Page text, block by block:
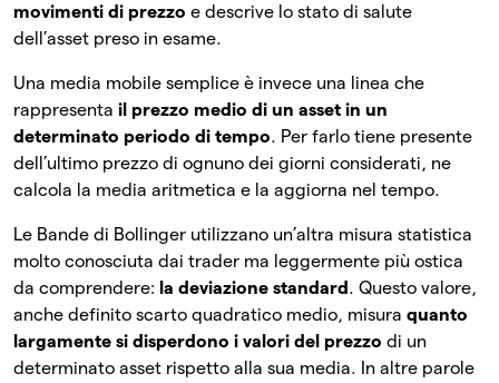
movimenti di prezzo e descrive lo stato di salute
dell’asset preso in esame.
Una media mobile semplice è invece una linea che
rappresenta il prezzo medio di un asset in un
determinato periodo di tempo. Per farlo tiene presente
dell’ultimo prezzo di ognuno dei giorni considerati, ne
calcola la media aritmetica e la aggiorna nel tempo.
Le Bande di Bollinger utilizzano un’altra misura statistica
molto conosciuta dai trader ma leggermente più ostica
da comprendere: la deviazione standard . Questo valore,
anche definito scarto quadratico medio, misura quanto
largamente si disperdono i valori del prezzo di un
determinato asset rispetto alla sua media. In altre parole